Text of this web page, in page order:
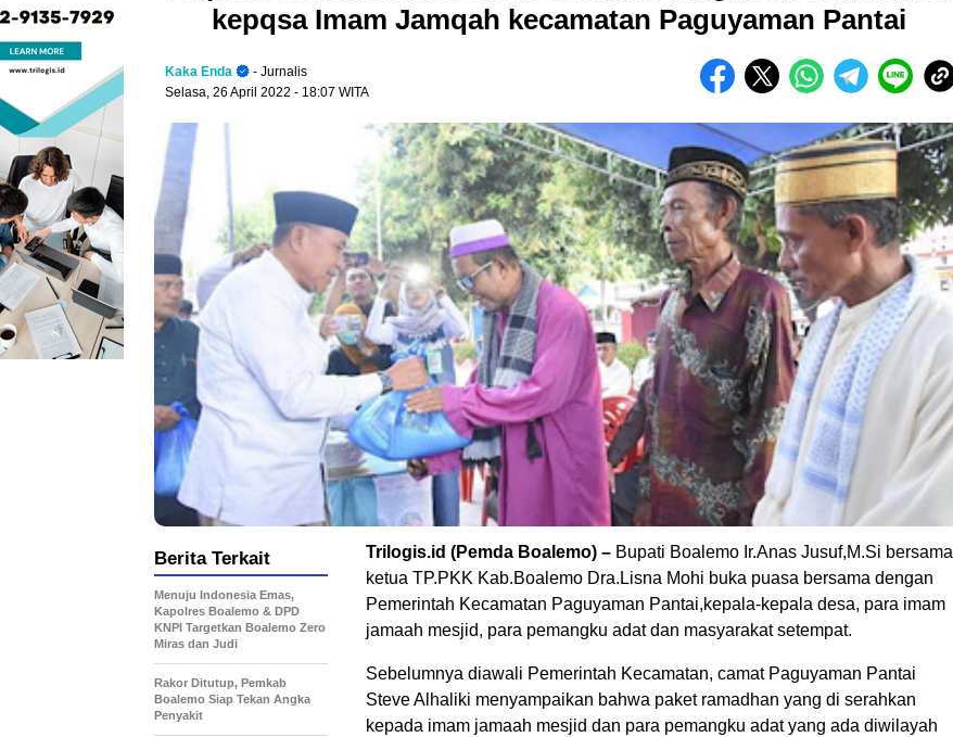
kepqsa Imam Jamqah kecamatan Paguyaman Pantai
Kaka Enda
- Jurnalis
Selasa, 26 April 2022 - 18:07 WITA
Trilogis.id (Pemda Boalemo) – Bupati Boalemo Ir.Anas Jusuf,M.Si bersama
ketua TP.PKK Kab.Boalemo Dra.Lisna Mohi buka puasa bersama dengan
Pemerintah Kecamatan Paguyaman Pantai,kepala-kepala desa, para imam
jamaah mesjid, para pemangku adat dan masyarakat setempat.
Sebelumnya diawali Pemerintah Kecamatan, camat Paguyaman Pantai
Steve Alhaliki menyampaikan bahwa paket ramadhan yang di serahkan
kepada imam jamaah mesjid dan para pemangku adat yang ada diwilayah
Berita Terkait
Menuju Indonesia Emas,
Kapolres Boalemo & DPD
KNPI Targetkan Boalemo Zero
Miras dan Judi
Rakor Ditutup, Pemkab
Boalemo Siap Tekan Angka
Penyakit